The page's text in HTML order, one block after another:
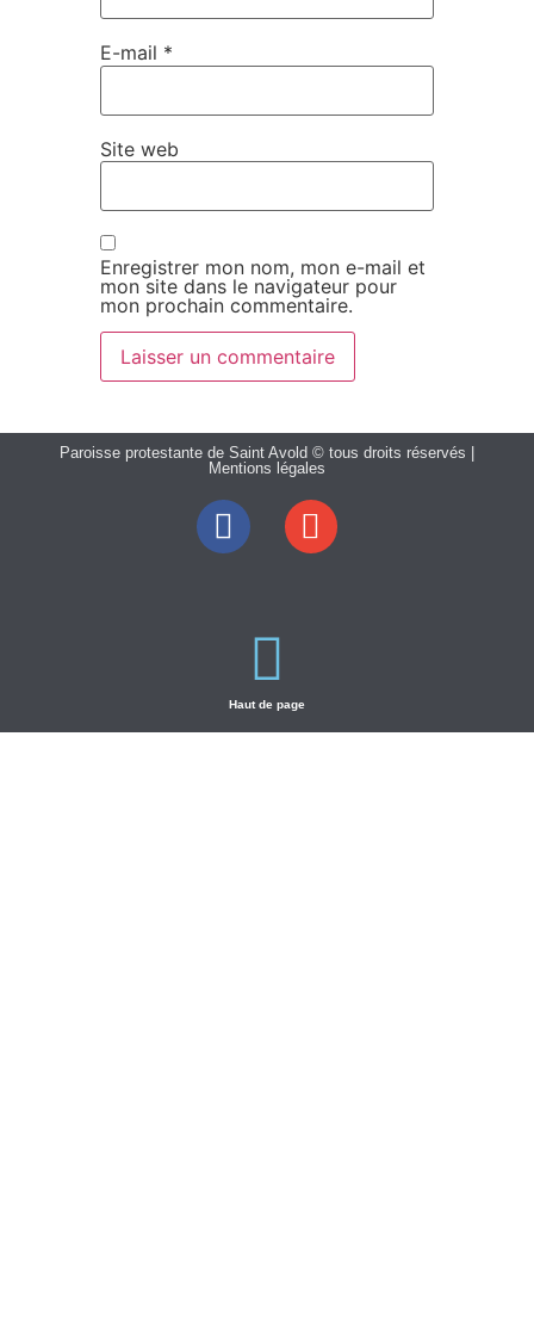
E-mail *
Site web
Enregistrer mon nom, mon e-mail et
mon site dans le navigateur pour
mon prochain commentaire.
Paroisse protestante de Saint Avold © tous droits réservés |
Mentions légales
Haut de page